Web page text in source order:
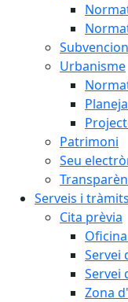
Urbanisme
Patrimoni
Seu
Serveis i tràmits
Cita prèvia
Servei
Servei
Zona